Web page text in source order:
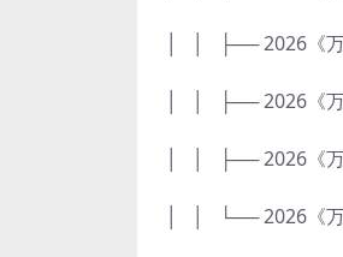
│ │ ├── 2026《万
│ │ ├── 2026《
│ │ ├── 2026《
│ │ └── 2026《万